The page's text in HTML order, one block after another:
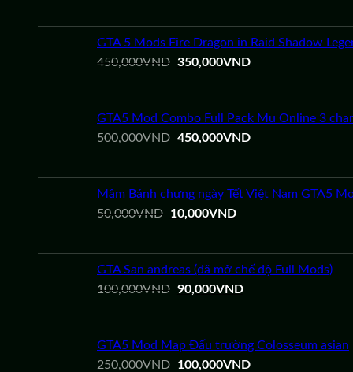
100,000VND.là:
50,000VND.
GTA 5 Mods Fire Dragon in Raid Shadow
450,000VND Giá
450,000VND.
350,000VNDGiá
là:
350,000VND.
GTA5 Mod Combo Full Pack Mu Online 3
500,000VND Giá
500,000VND.
450,000VNDGiá
là:
450,000VND.
Mâm Bánh chưng ngày Tết Việt Nam GTA5
50,000VND
Giá
50,000VND.
10,000VNDGiá
là:
10,000VND.
GTA San andreas (đã mở chế độ Full Mods)
100,000VND Giá
100,000VND.
90,000VNDGiá
90,000VND.
GTA5 Mod Map Đấu trường Colosseum asian
250,000VND
Giá
100,000VNDGiá